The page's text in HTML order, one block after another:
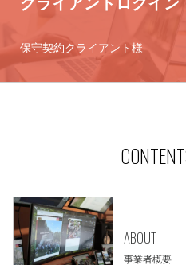
保守契約クライアント様
ABOUT
事業者概要